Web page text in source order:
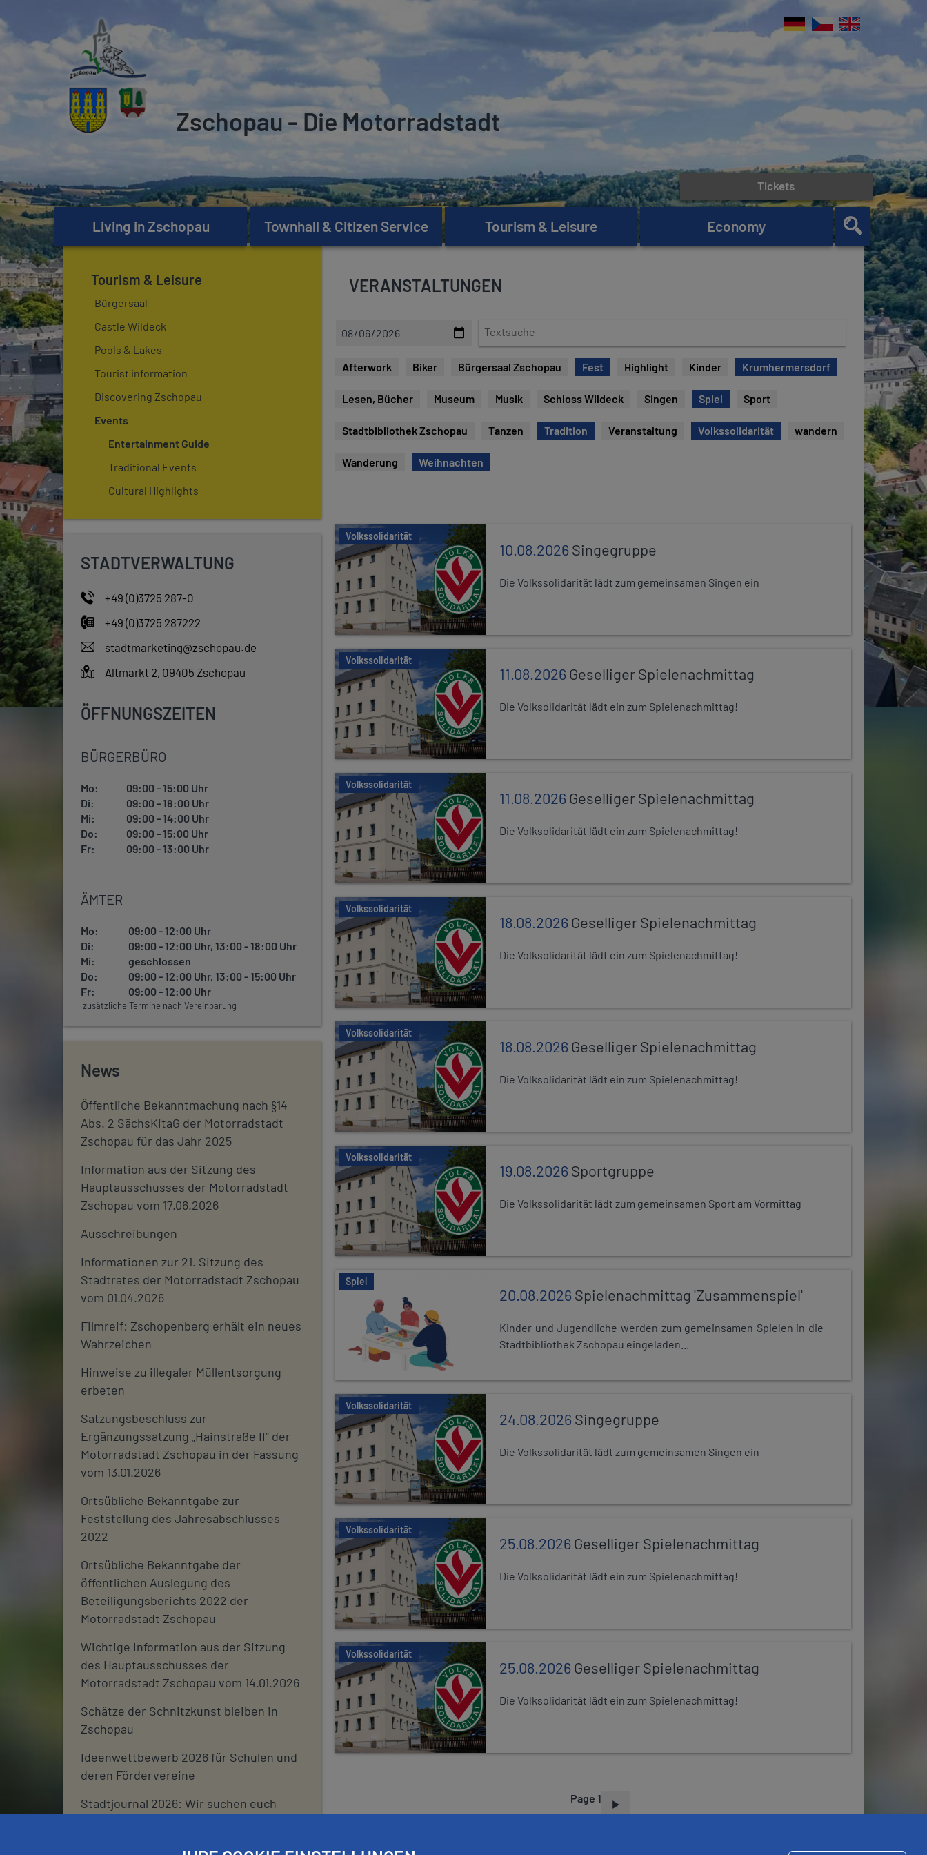
Zschopau - Die Motorradstadt
Living in Zschopau Townhall & Citizen Service Tourism & Leisure Economy
Tickets
Tourism & Leisure
Bürgersaal
Castle Wildeck
Pools & Lakes
Tourist information
Discovering Zschopau
Events
Entertainment Guide
Traditional Events
Cultural Highlights
STADTVERWALTUNG
+49 (0)3725 287-0
+49 (0)3725 287222
stadtmarketing@zschopau.de
Altmarkt 2, 09405 Zschopau
ÖFFNUNGSZEITEN
BÜRGERBÜRO
Mo:
09:00 - 15:00 Uhr
Di:
09:00 - 18:00 Uhr
Mi:
09:00 - 14:00 Uhr
Do:
09:00 - 15:00 Uhr
Fr:
09:00 - 13:00 Uhr
ÄMTER
Mo:
09:00 - 12:00 Uhr
Di:
09:00 - 12:00 Uhr, 13:00 - 18:00 Uhr
Mi:
geschlossen
Do:
09:00 - 12:00 Uhr, 13:00 - 15:00 Uhr
Fr:
09:00 - 12:00 Uhr
zusätzliche Termine nach Vereinbarung
News
Öffentliche Bekanntmachung nach §14
Abs. 2 SächsKitaG der Motorradstadt
Zschopau für das Jahr 2025
Information aus der Sitzung des
Hauptausschusses der Motorradstadt
Zschopau vom 17.06.2026
Ausschreibungen
Informationen zur 21. Sitzung des
Stadtrates der Motorradstadt Zschopau
vom 01.04.2026
Filmreif: Zschopenberg erhält ein neues
Wahrzeichen
Hinweise zu illegaler Müllentsorgung
erbeten
Satzungsbeschluss zur
Ergänzungssatzung „Hainstraße II“ der
Motorradstadt Zschopau in der Fassung
vom 13.01.2026
Ortsübliche Bekanntgabe zur
Feststellung des Jahresabschlusses
2022
Ortsübliche Bekanntgabe der
öffentlichen Auslegung des
Beteiligungsberichts 2022 der
Motorradstadt Zschopau
Wichtige Information aus der Sitzung
des Hauptausschusses der
Motorradstadt Zschopau vom 14.01.2026
Schätze der Schnitzkunst bleiben in
Zschopau
Ideenwettbewerb 2026 für Schulen und
deren Fördervereine
Stadtjournal 2026: Wir suchen euch
VERANSTALTUNGEN
t
Afterwork Biker Bürgersaal Zschopau Fest Highlight Kinder Krumhermersdorf
Lesen, Bücher Museum Musik Schloss Wildeck Singen Spiel Sport
Stadtbibliothek Zschopau Tanzen Tradition Veranstaltung Volkssolidarität wandern
Wanderung Weihnachten
Volkssolidarität
10.08.2026Singegruppe
Die Volkssolidarität lädt zum gemeinsamen Singen ein
Volkssolidarität
11.08.2026Geselliger Spielenachmittag
Die Volksolidarität lädt ein zum Spielenachmittag!
Volkssolidarität
11.08.2026Geselliger Spielenachmittag
Die Volksolidarität lädt ein zum Spielenachmittag!
Volkssolidarität
18.08.2026Geselliger Spielenachmittag
Die Volksolidarität lädt ein zum Spielenachmittag!
Volkssolidarität
18.08.2026Geselliger Spielenachmittag
Die Volksolidarität lädt ein zum Spielenachmittag!
Volkssolidarität
19.08.2026Sportgruppe
Die Volkssolidarität lädt zum gemeinsamen Sport am Vormittag
Spiel
20.08.2026Spielenachmittag 'Zusammenspiel'
Kinder und Jugendliche werden zum gemeinsamen Spielen in die
Stadtbibliothek Zschopau eingeladen...
Volkssolidarität
24.08.2026Singegruppe
Die Volkssolidarität lädt zum gemeinsamen Singen ein
Volkssolidarität
25.08.2026Geselliger Spielenachmittag
Die Volksolidarität lädt ein zum Spielenachmittag!
Volkssolidarität
25.08.2026Geselliger Spielenachmittag
Die Volksolidarität lädt ein zum Spielenachmittag!
P
G
Page 1